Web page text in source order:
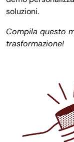
soluzioni.
Compila questo
trasformazione!